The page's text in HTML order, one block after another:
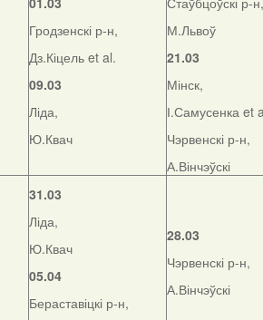
Гродзенскі р-н,
Дз.Кіцель et al.
09.03
Ліда,
Ю.Квач
М.Львоў
21.03
Мінск,
І.Самусенка et
Чэрвенскі р-н,
А.Вінчэўскі
31.03
Ліда,
Ю.Квач
05.04
Бераставіцкі р-н,
28.03
Чэрвенскі р-н,
А.Вінчэўскі